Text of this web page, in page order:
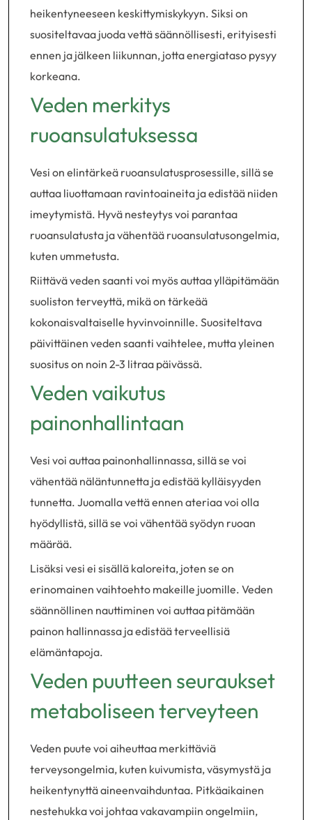
heikentyneeseen keskittymiskykyyn. Siksi on
suositeltavaa juoda vettä säännöllisesti, erityisesti
ennen ja jälkeen liikunnan, jotta energiataso pysyy
korkeana.
Veden merkitys
ruoansulatuksessa
Vesi on elintärkeä ruoansulatusprosessille, sillä se
auttaa liuottamaan ravintoaineita ja edistää niiden
imeytymistä. Hyvä nesteytys voi parantaa
ruoansulatusta ja vähentää ruoansulatusongelmia,
kuten ummetusta.
Riittävä veden saanti voi myös auttaa ylläpitämään
suoliston terveyttä, mikä on tärkeää
kokonaisvaltaiselle hyvinvoinnille. Suositeltava
päivittäinen veden saanti vaihtelee, mutta yleinen
suositus on noin 2-3 litraa päivässä.
Veden vaikutus
painonhallintaan
Vesi voi auttaa painonhallinnassa, sillä se voi
vähentää näläntunnetta ja edistää kylläisyyden
tunnetta. Juomalla vettä ennen ateriaa voi olla
hyödyllistä, sillä se voi vähentää syödyn ruoan
määrää.
Lisäksi vesi ei sisällä kaloreita, joten se on
erinomainen vaihtoehto makeille juomille. Veden
säännöllinen nauttiminen voi auttaa pitämään
painon hallinnassa ja edistää terveellisiä
elämäntapoja.
Veden puutteen seuraukset
metaboliseen terveyteen
Veden puute voi aiheuttaa merkittäviä
terveysongelmia, kuten kuivumista, väsymystä ja
heikentynyttä aineenvaihduntaa. Pitkäaikainen
nestehukka voi johtaa vakavampiin ongelmiin,